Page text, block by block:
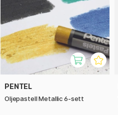
PENTEL
Oljepastell Metallic 6-sett